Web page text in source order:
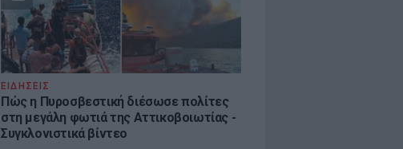
ΕΙΔΗΣΕΙΣ
Πώς η Πυροσβεστική διέσωσε πολίτες
στη μεγάλη φωτιά της Αττικοβοιωτίας -
Συγκλονιστικά βίντεο